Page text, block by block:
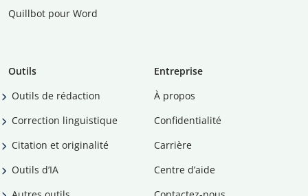
Quillbot pour Word
Outils
Outils de rédaction
Correction linguistique
Citation et originalité
Outils d’IA
Entreprise
À propos
Confidentialité
Carrière
Centre d’aide